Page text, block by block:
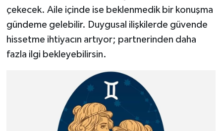
çekecek. Aile içinde ise beklenmedik bir konuşma
gündeme gelebilir. Duygusal ilişkilerde güvende
hissetme ihtiyacın artıyor; partnerinden daha
fazla ilgi bekleyebilirsin.